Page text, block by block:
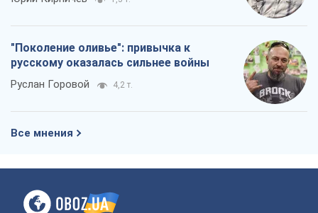
"Поколение оливье": привычка к
русскому оказалась сильнее войны
Руслан Горовой 4,2 т.
Все мнения